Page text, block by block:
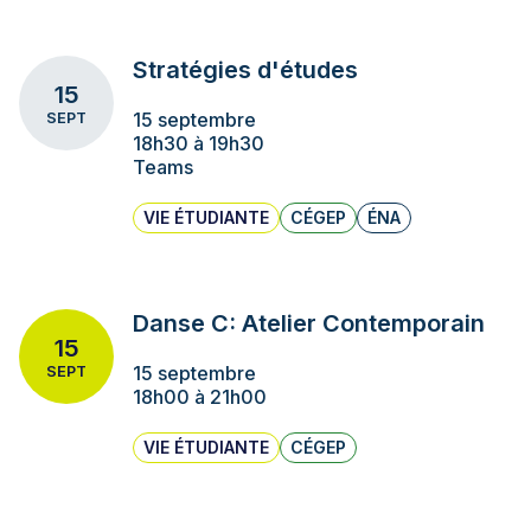
15
SEPT
Stratégies d'études
15 septembre
18h30 à 19h30
Teams
VIE ÉTUDIANTE CÉGEP ÉNA
15
SEPT
Danse C: Atelier Contemporain
15 septembre
18h00 à 21h00
VIE ÉTUDIANTE CÉGEP